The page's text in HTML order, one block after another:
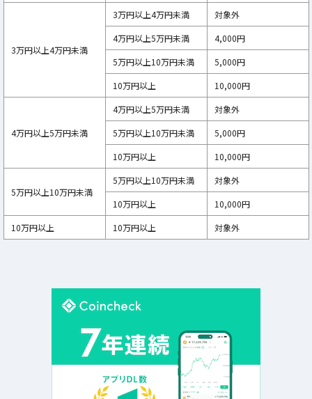
3万円以上4万円未満
3万円以上4万円未満
対象外
4万円以上5万円未満
4,000円
5万円以上10万円未満
5,000円
10万円以上
10,000円
4万円以上5万円未満
4万円以上5万円未満
対象外
5万円以上10万円未満
5,000円
10万円以上
10,000円
5万円以上10万円未満
5万円以上10万円未満
対象外
10万円以上
10,000円
10万円以上
10万円以上 対象外